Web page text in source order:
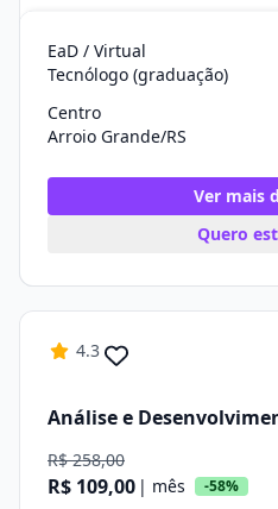
EaD / Virtual
Tecnólogo (graduação)
Centro
Arroio Grande/RS
Ver mais
Quero
4.3
Análise e
R$ 258,00
R$ 109,00 | mês -58%